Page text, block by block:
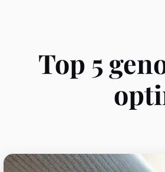
Top 5